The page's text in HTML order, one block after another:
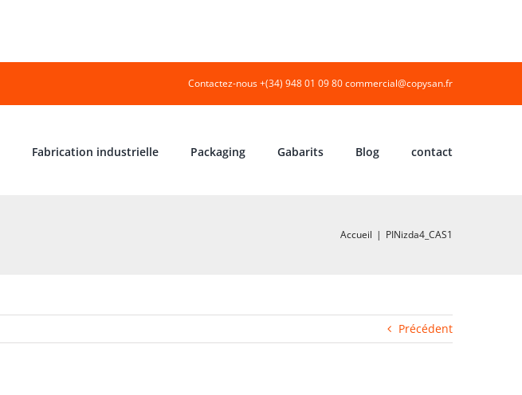
Contactez-nous +(34) 948 01 09 80commercial@copysan.fr
Fabrication industrielle Packaging Gabarits Blog contact
Accueil | PINizda4_CAS1
Précédent